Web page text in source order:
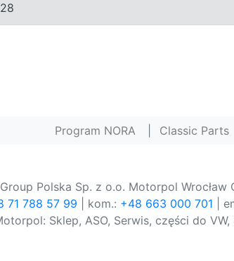
Program NORA Classic Parts
Polska Sp. z o.o. Motorpol Wrocław
71 788 57 99 | kom.: +48 663 000 701 |
Sklep, ASO, Serwis, części do VW,